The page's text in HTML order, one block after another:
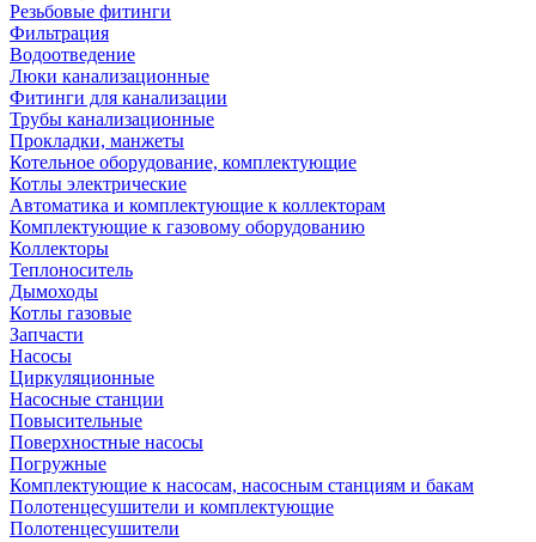
Резьбовые фитинги
Фильтрация
Водоотведение
Люки канализационные
Фитинги для канализации
Трубы канализационные
Прокладки, манжеты
Котельное оборудование, комплектующие
Котлы электрические
Автоматика и комплектующие к коллекторам
Комплектующие к газовому оборудованию
Коллекторы
Теплоноситель
Дымоходы
Котлы газовые
Запчасти
Насосы
Циркуляционные
Насосные станции
Повысительные
Поверхностные насосы
Погружные
Комплектующие к насосам, насосным станциям и бакам
Полотенцесушители и комплектующие
Полотенцесушители